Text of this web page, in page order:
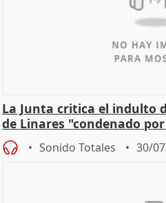
La Junta critica el indulto
de Linares "condenado
Sonido Totales 30/